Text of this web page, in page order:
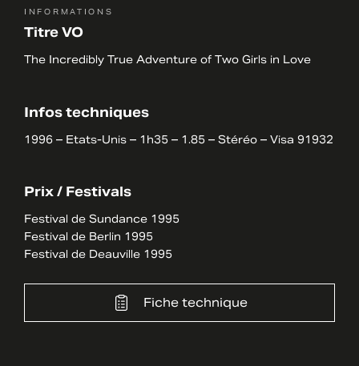
INFORMATIONS
Titre VO
The Incredibly True Adventure of Two Girls in Love
Infos techniques
1996 – Etats-Unis – 1h35 – 1.85 – Stéréo – Visa 91932
Prix / Festivals
Festival de Sundance 1995
Festival de Berlin 1995
Festival de Deauville 1995
Fiche technique